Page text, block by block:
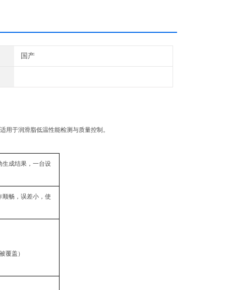
国产
用于润滑脂低温性能检测与质量控制。
生成结果，一台设
顺畅，误差小，使
覆盖）